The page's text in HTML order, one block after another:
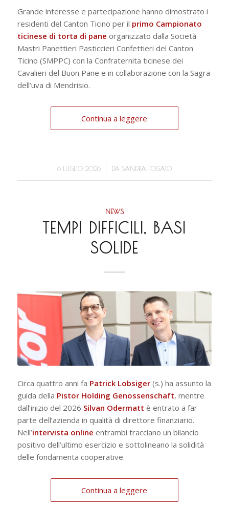
Grande interesse e partecipazione hanno dimostrato i
residenti del Canton Ticino per il primo Campionato
ticinese di torta di pane organizzato dalla Società
Mastri Panettieri Pasticcieri Confettieri del Canton
Ticino (SMPPC) con la Confraternita ticinese dei
Cavalieri del Buon Pane e in collaborazione con la Sagra
dell’uva di Mendrisio.
Continua a leggere
6 LUGLIO 2026
/ DA SANDRA FOGATO
NEWS
TEMPI DIFFICILI, BASI
SOLIDE
Circa quattro anni fa Patrick Lobsiger(s.) ha assunto la
guida della Pistor Holding Genossenschaft, mentre
dall’inizio del 2026 Silvan Odermatt è entrato a far
parte dell’azienda in qualità di direttore finanziario.
Nell’intervista online entrambi tracciano un bilancio
positivo dell’ultimo esercizio e sottolineano la solidità
delle fondamenta cooperative.
Continua a leggere